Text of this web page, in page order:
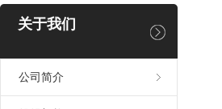
关于我们
公司简介